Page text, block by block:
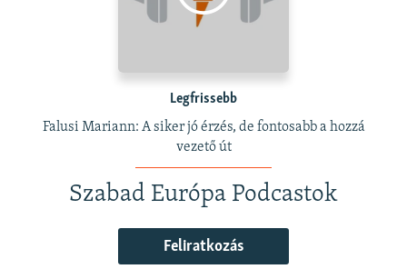
Legfrissebb
Falusi Mariann: A siker jó érzés, de fontosabb a hozzá
vezető út
Szabad Európa Podcastok
Feliratkozás